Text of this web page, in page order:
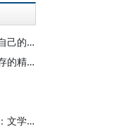
陈行之：我用生命镌刻了独属于我自己的碑文
陈行之：你做好与死一般的寂静共存的精神准备了吗？
陈行之：当青春成为往事——后记：文学应当有一条哲学的通道